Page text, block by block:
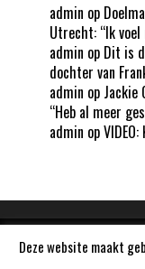
admin op
Utrecht: “Ik
admin op Dit is
dochter van
admin op Jackie
“Heb al meer
admin op
Deze website maakt